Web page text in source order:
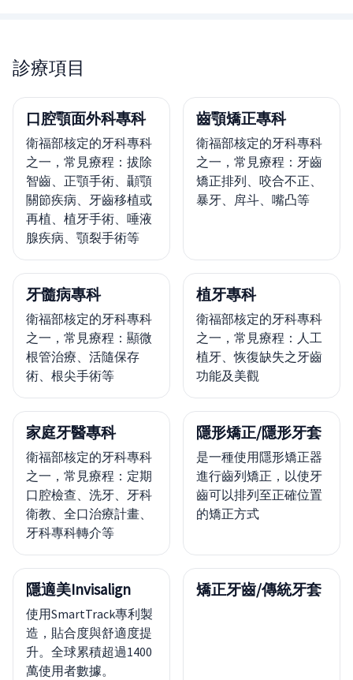
診療項目
口腔顎面外科專科
衛福部核定的牙科專科
之一，常見療程：拔除
智齒、正顎手術、顳顎
關節疾病、牙齒移植或
再植、植牙手術、唾液
腺疾病、顎裂手術等
齒顎矯正專科
衛福部核定的牙科專科
之一，常見療程：牙齒
矯正排列、咬合不正、
暴牙、戽斗、嘴凸等
牙髓病專科
衛福部核定的牙科專科
之一，常見療程：顯微
根管治療、活隨保存
術、根尖手術等
植牙專科
衛福部核定的牙科專科
之一，常見療程：人工
植牙、恢復缺失之牙齒
功能及美觀
家庭牙醫專科
衛福部核定的牙科專科
之一，常見療程：定期
口腔檢查、洗牙、牙科
衛教、全口治療計畫、
牙科專科轉介等
隱形矯正/隱形牙套
是一種使用隱形矯正器
進行齒列矯正，以使牙
齒可以排列至正確位置
的矯正方式
隱適美Invisalign
使用SmartTrack專利製
造，貼合度與舒適度提
升。全球累積超過1400
萬使用者數據。
矯正牙齒/傳統牙套